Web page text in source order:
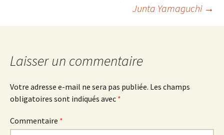
Junta Yamaguchi →
Laisser un commentaire
Votre adresse e-mail ne sera pas publiée. Les champs
obligatoires sont indiqués avec *
Commentaire *